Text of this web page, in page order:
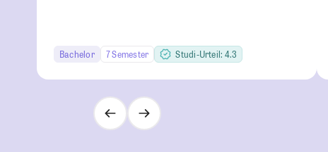
Bachelor 7 Semester Studi-Urteil: 4.3